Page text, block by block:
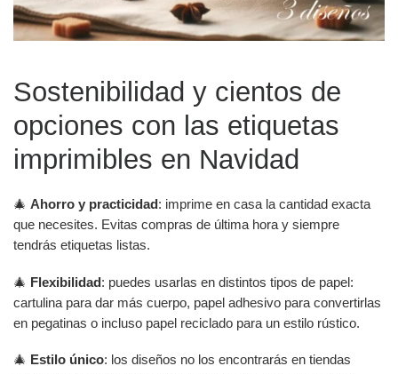
Sostenibilidad y cientos de
opciones con las etiquetas
imprimibles en Navidad
🎄 Ahorro y practicidad: imprime en casa la cantidad exacta
que necesites. Evitas compras de última hora y siempre
tendrás etiquetas listas.
🎄 Flexibilidad: puedes usarlas en distintos tipos de papel:
cartulina para dar más cuerpo, papel adhesivo para convertirlas
en pegatinas o incluso papel reciclado para un estilo rústico.
🎄 Estilo único: los diseños no los encontrarás en tiendas